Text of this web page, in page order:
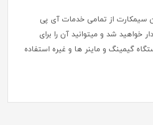
سیمکارت از تمامی خدمات آی پی
خواهید شد و میتوانید آن را برای
گیمینگ و ماینر ها و غیره استفاده